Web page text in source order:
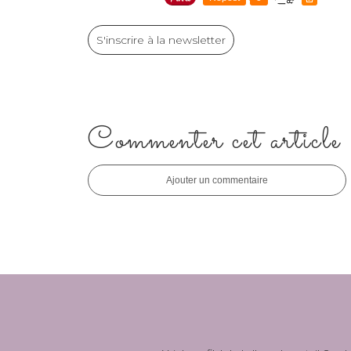
S'inscrire à la newsletter
Commenter cet article
Ajouter un commentaire